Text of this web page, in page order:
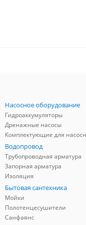
Насосное оборудование
Гидроаккумуляторы
Дренажные насосы
Водопровод
Трубопроводная арматура
Запорная арматура
Изоляция
Бытовая сантехника
Мойки
Полотенцесушители
Санфаянс